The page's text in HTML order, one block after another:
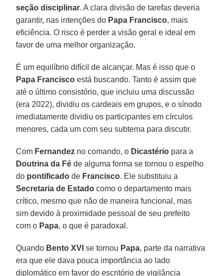
seção disciplinar. A clara divisão de tarefas deveria
garantir, nas intenções do Papa Francisco, mais
eficiência. O risco é perder a visão geral e ideal em
favor de uma melhor organização.
É um equilíbrio difícil de alcançar. Mas é isso que o
Papa Francisco está buscando. Tanto é assim que
até o último consistório, que incluiu uma discussão
(era 2022), dividiu os cardeais em grupos, e o sínodo
imediatamente dividiu os participantes em círculos
menores, cada um com seu subtema para discutir.
Com Fernandez no comando, o Dicastério para a
Doutrina da Fé de alguma forma se tornou o espelho
do pontificado de Francisco. Ele substituiu a
Secretaria de Estado como o departamento mais
crítico, mesmo que não de maneira funcional, mas
sim devido à proximidade pessoal de seu prefeito
com o Papa, o que é paradoxal.
Quando Bento XVI se tornou Papa, parte da narrativa
era que ele dava pouca importância ao lado
diplomático em favor do escritório de vigilância